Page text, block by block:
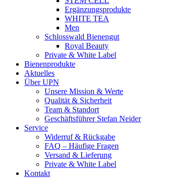
Ergänzungsprodukte
WHITE TEA
Men
Schlosswald Bienengut
Royal Beauty
Private & White Label
Bienenprodukte
Aktuelles
Über UPN
Unsere Mission & Werte
Qualität & Sicherheit
Team & Standort
Geschäftsführer Stefan Neider
Service
Widerruf & Rückgabe
FAQ – Häufige Fragen
Versand & Lieferung
Private & White Label
Kontakt